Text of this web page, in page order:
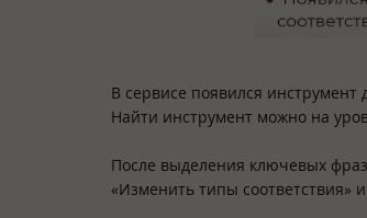
В сервисе появился
Найти инструмент можно на
После выделения ключевых
«Изменить типы соответствия»